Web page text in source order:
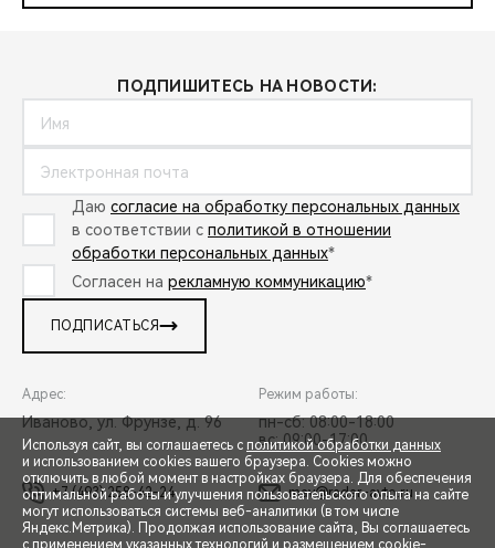
СПЕЦПРЕДЛОЖЕНИЯ
ПОДПИШИТЕСЬ НА НОВОСТИ:
Даю согласие на обработку персональных данных
в соответствии с политикой в отношении
обработки персональных данных*
Согласен на рекламную коммуникацию*
ПОДПИСАТЬСЯ
Адрес:
Иваново, ул. Фрунзе, д. 96
Режим работы:
пн-сб: 08:00-18:00
вс: 09:00-17:00
+7 (493) 258-42-24 mav@radar-avto.ru
Используя сайт, вы соглашаетесь с политикой обработки данных
и использованием cookies вашего браузера. Cookies можно
отключить в любой момент в настройках браузера. Для обеспечения
оптимальной работы и улучшения пользовательского опыта на сайте
могут использоваться системы веб-аналитики (в том числе
Яндекс.Метрика). Продолжая использование сайта, Вы соглашаетесь
с применением указанных технологий и размещением cookie-